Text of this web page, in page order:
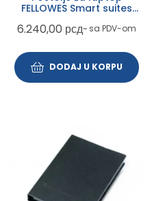
FELLOWES Smart suites
6.240,00 рсд~ sa PDV-om
DODAJ U KORPU